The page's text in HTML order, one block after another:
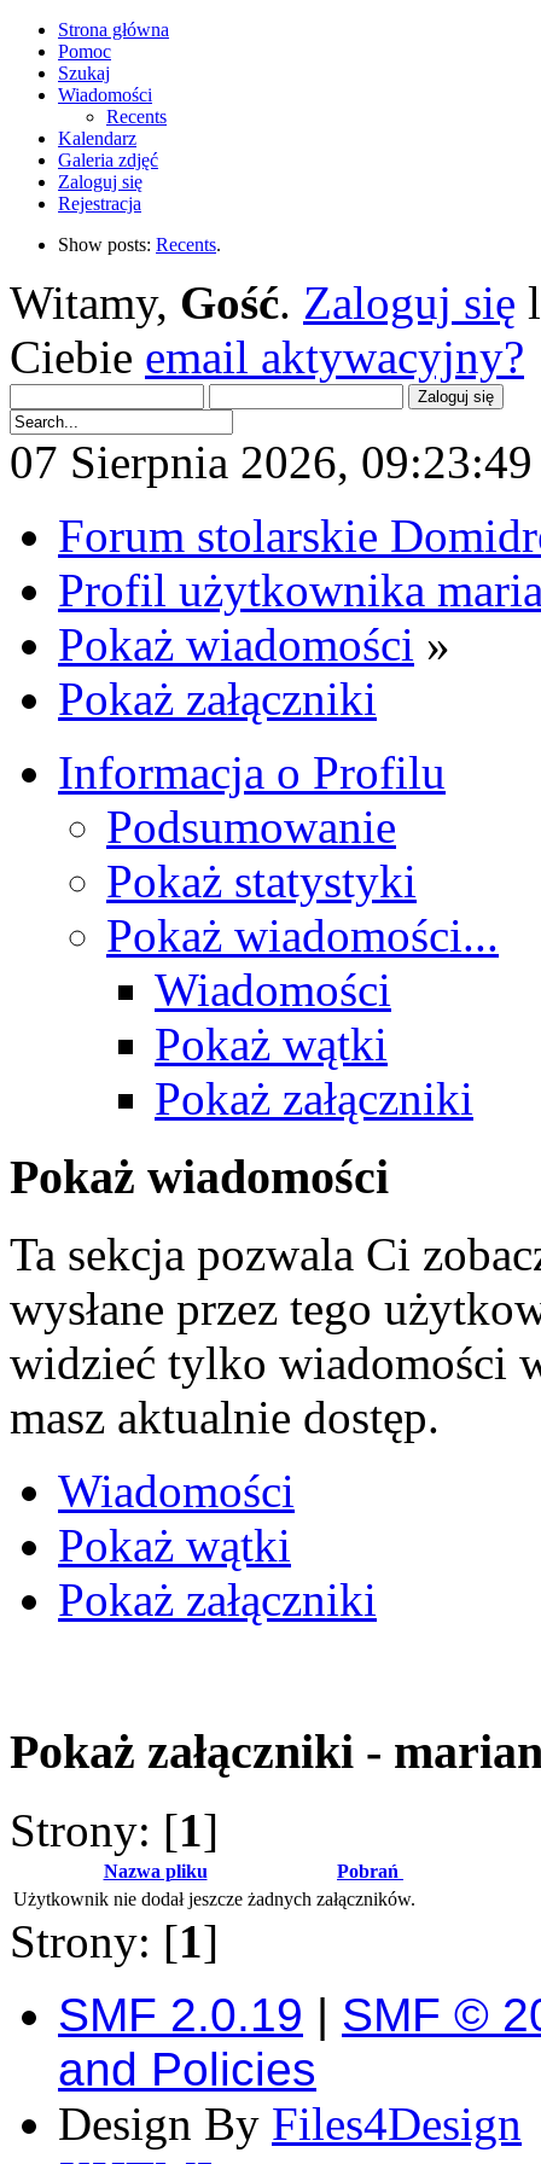
Strona główna
Pomoc
Szukaj
Wiadomości
Recents
Kalendarz
Galeria zdjęć
Zaloguj się
Rejestracja
Show posts: Recents.
Witamy, Gość. Zaloguj się
Ciebie email aktywacyjny?
07 Sierpnia 2026,
Forum stolarskie
Profil użytkownika
Pokaż wiadomości »
Pokaż załączniki
Informacja o Profilu
Podsumowanie
Pokaż statystyki
Pokaż wiadomości...
Wiadomości
Pokaż wątki
Pokaż załączniki
Pokaż wiadomości
Ta sekcja pozwala Ci
wysłane przez tego
widzieć tylko wiadomości
masz aktualnie dostęp.
Wiadomości
Pokaż wątki
Pokaż załączniki
Pokaż załączniki -
Strony: [1]
Nazwa pliku
Pobrań
Użytkownik nie dodał jeszcze żadnych załączników.
Strony: [1]
SMF 2.0.19 | SMF ©
and Policies
Design By Files4Design